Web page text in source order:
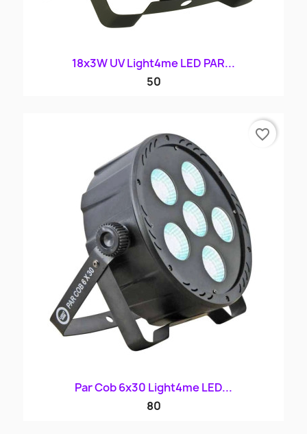
18x3W UV Light4me LED PAR...
50
Par Cob 6x30 Light4me LED...
80
favorite_border